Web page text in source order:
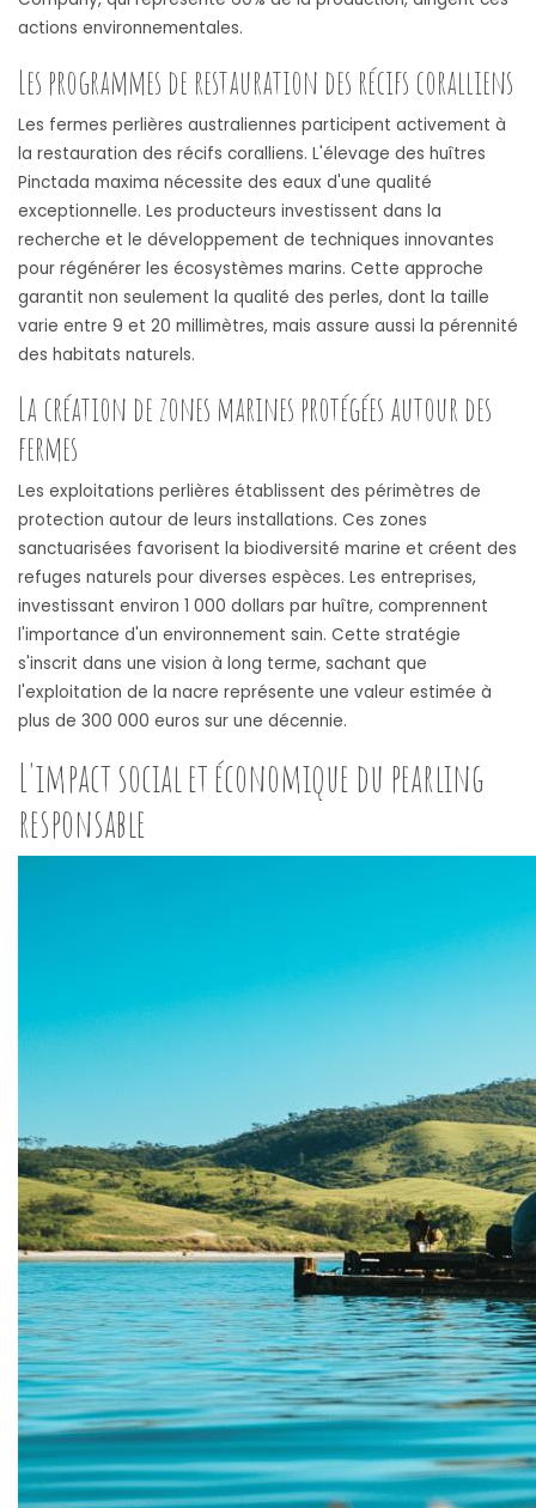
actions environnementales.
Les programmes de restauration des récifs coralliens
Les fermes perlières australiennes participent activement à
la restauration des récifs coralliens. L'élevage des huîtres
Pinctada maxima nécessite des eaux d'une qualité
exceptionnelle. Les producteurs investissent dans la
recherche et le développement de techniques innovantes
pour régénérer les écosystèmes marins. Cette approche
garantit non seulement la qualité des perles, dont la taille
varie entre 9 et 20 millimètres, mais assure aussi la pérennité
des habitats naturels.
La création de zones marines protégées autour des
fermes
Les exploitations perlières établissent des périmètres de
protection autour de leurs installations. Ces zones
sanctuarisées favorisent la biodiversité marine et créent des
refuges naturels pour diverses espèces. Les entreprises,
investissant environ 1 000 dollars par huître, comprennent
l'importance d'un environnement sain. Cette stratégie
s'inscrit dans une vision à long terme, sachant que
l'exploitation de la nacre représente une valeur estimée à
plus de 300 000 euros sur une décennie.
L'impact social et économique du pearling
responsable